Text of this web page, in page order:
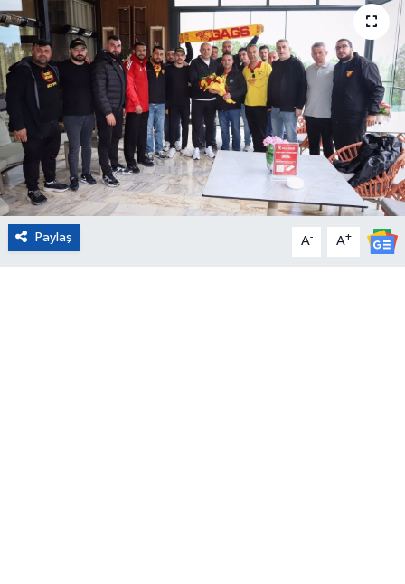
Paylaş A- A+
Sağlık
Magazin
Turizm
Çevre
Kültür ve Sanat